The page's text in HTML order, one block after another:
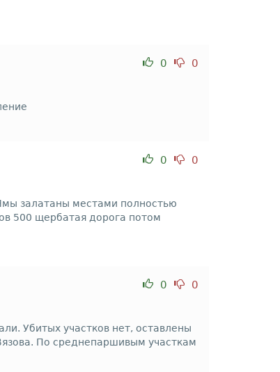
0 0
0 0
залатаны местами полностью
500 щербатая дорога потом
0 0
Убитых участков нет, оставлены
По среднепаршивым участкам